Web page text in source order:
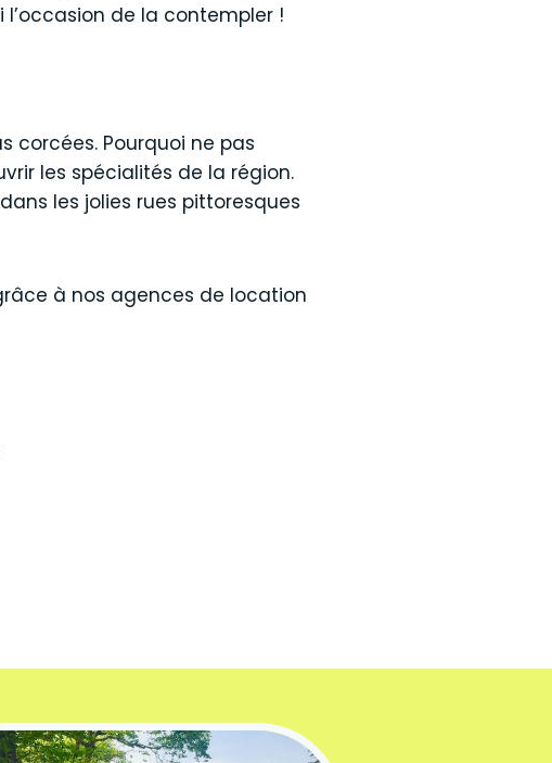
l’occasion de la contempler !
corcées. Pourquoi ne pas
les spécialités de la région.
les jolies rues pittoresques
à nos agences de location